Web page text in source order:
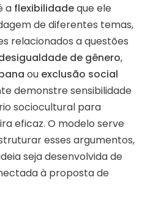
a flexibilidadeque ele
de diferentes temas,
relacionados a questões
de gênero,
ou exclusão social
demonstre sensibilidade
sociocultural para
eficaz. O modelo serve
esses argumentos,
seja desenvolvida de
à proposta de